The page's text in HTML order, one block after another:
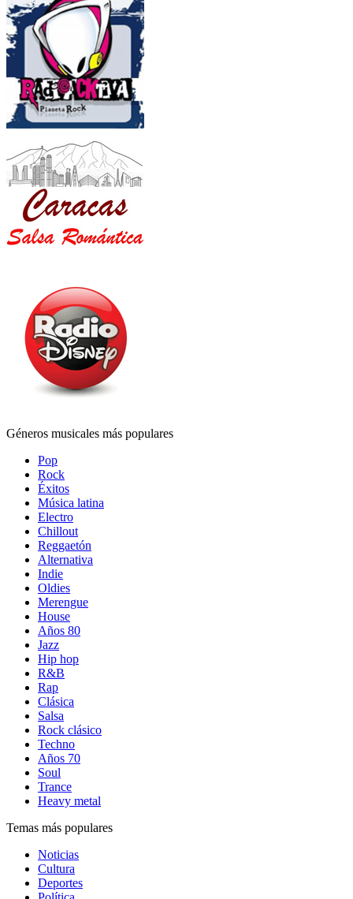
Géneros musicales más populares
Pop
Rock
Éxitos
Música latina
Electro
Chillout
Reggaetón
Alternativa
Indie
Oldies
Merengue
House
Años 80
Jazz
Hip hop
R&B
Rap
Clásica
Salsa
Rock clásico
Techno
Años 70
Soul
Trance
Heavy metal
Temas más populares
Noticias
Cultura
Deportes